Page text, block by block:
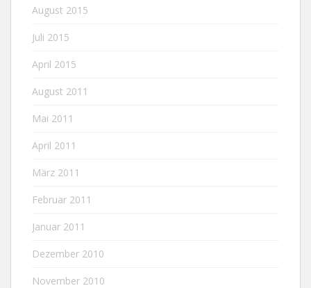
August 2015
Juli 2015
April 2015
August 2011
Mai 2011
April 2011
März 2011
Februar 2011
Januar 2011
Dezember 2010
November 2010